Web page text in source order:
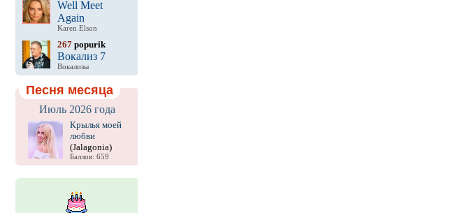
Well Meet
Again
Karen Elson
267popurik
Вокализ 7
Вокализы
Песня месяца
Июль 2026 года
Крылья моей
любви
(Jalagonia)
Баллов: 659